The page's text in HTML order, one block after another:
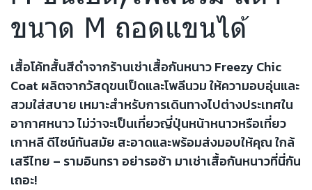
ขนาด M ถอดแขนได้
เสื้อโค้ทสั้นสีดำจากร้านเช่าเสื้อกันหนาว Freezy Chic
Coat ผลิตจากวัสดุขนเป็ดและโพลีนวม ให้ความอบอุ่นและ
สวมใส่สบาย เหมาะสำหรับการเดินทางไปต่างประเทศใน
อากาศหนาว ไม่ว่าจะเป็นเที่ยวญี่ปุ่นหน้าหนาวหรือเที่ยว
เกาหลี ดีไซน์ทันสมัย สะอาดและพร้อมส่งมอบให้คุณ ใกล้
เสรีไทย – รามอินทรา อย่ารอช้า มาเช่าเสื้อกันหนาวที่นี่กัน
เถอะ!